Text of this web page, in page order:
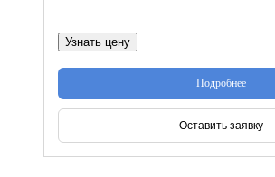
Узнать цену
Подробнее
Оставить заявку